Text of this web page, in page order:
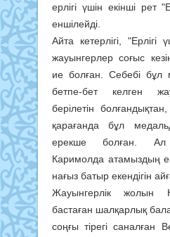
ерлігі үшін екінші рет
еншілейді.
Айта кетерлігі, "Ерлігі
жауынгерлер соғыс
ие болған. Себебі бұл
бетпе-бет келген
берілетін
қарағанда бұл
ерекше болған.
Каримолда атамыздың
нағыз батыр екендігін
Жауынгерлік жолын
бастаған шалқарлық
соңғы тірегі саналған